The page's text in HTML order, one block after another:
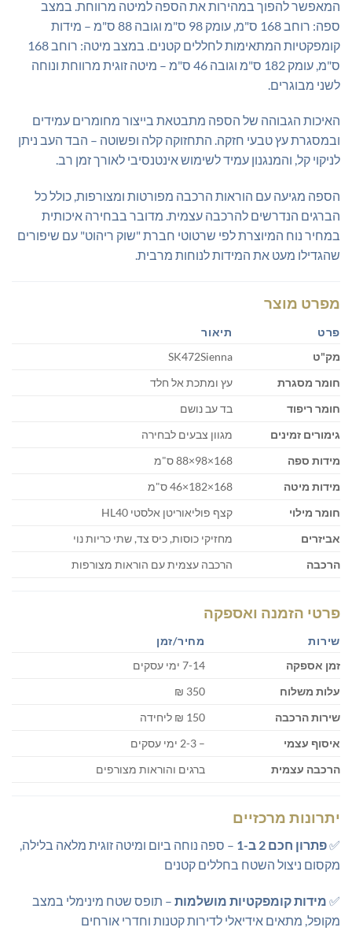
המאפשר להפוך במהירות את הספה למיטה מרווחת. במצב
ספה: רוחב 168 ס"מ, עומק 98 ס"מ וגובה 88 ס"מ – מידות
קומפקטיות המתאימות לחללים קטנים. במצב מיטה: רוחב 168
ס"מ, עומק 182 ס"מ וגובה 46 ס"מ – מיטה זוגית מרווחת ונוחה
לשני מבוגרים.
האיכות הגבוהה של הספה מתבטאת בייצור מחומרים עמידים
ובמסגרת עץ טבעי חזקה. התחזוקה קלה ופשוטה – הבד העב ניתן
לניקוי קל, והמנגנון עמיד לשימוש אינטנסיבי לאורך זמן רב.
הספה מגיעה עם הוראות הרכבה מפורטות ומצורפות, כולל כל
הברגים הנדרשים להרכבה עצמית. מדובר בבחירה איכותית
במחיר נוח המיוצרת לפי שרטוטי חברת "שוק ריהוט" עם שיפורים
שהגדילו מעט את המידות לנוחות מרבית.
מפרט מוצר
פרט
תיאור
מק"ט
SK472Sienna
חומר מסגרת
עץ ומתכת אל חלד
חומר ריפוד
בד עב נושם
גימורים זמינים
מגוון צבעים לבחירה
מידות ספה
168×98×88 ס"מ
מידות מיטה
168×182×46 ס"מ
חומר מילוי
קצף פוליאוריטן אלסטי HL40
אביזרים
מחזיקי כוסות, כיס צד, שתי כריות נוי
הרכבה
הרכבה עצמית עם הוראות מצורפות
פרטי הזמנה ואספקה
שירות
מחיר/זמן
זמן אספקה
7-14 ימי עסקים
עלות משלוח
350 ₪
שירות הרכבה
150 ₪ ליחידה
איסוף עצמי
– 2-3 ימי עסקים
הרכבה עצמית
ברגים והוראות מצורפים
יתרונות מרכזיים
✅פתרון חכם 2 ב-1
– ספה נוחה ביום ומיטה זוגית מלאה בלילה,
מקסום ניצול השטח בחללים קטנים
✅ מידות קומפקטיות מושלמות – תופס שטח מינימלי במצב
מקופל, מתאים אידיאלי לדירות קטנות וחדרי אורחים